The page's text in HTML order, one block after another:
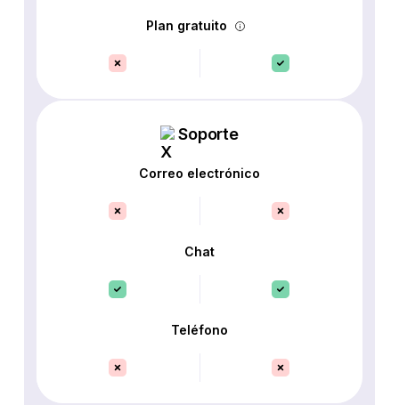
Plan gratuito
Soporte
Correo electrónico
Chat
Teléfono